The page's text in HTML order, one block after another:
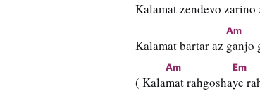
Kalamat zendevo zarino
Kalamat bartar az
Am
ganjo
( Kala
Am
mat rahgosha
Em
ye